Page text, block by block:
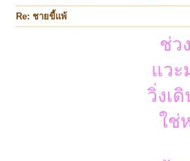
Re: ชายขี้แพ้
ช่ว
แวะ
วิ่งเ
ใช่